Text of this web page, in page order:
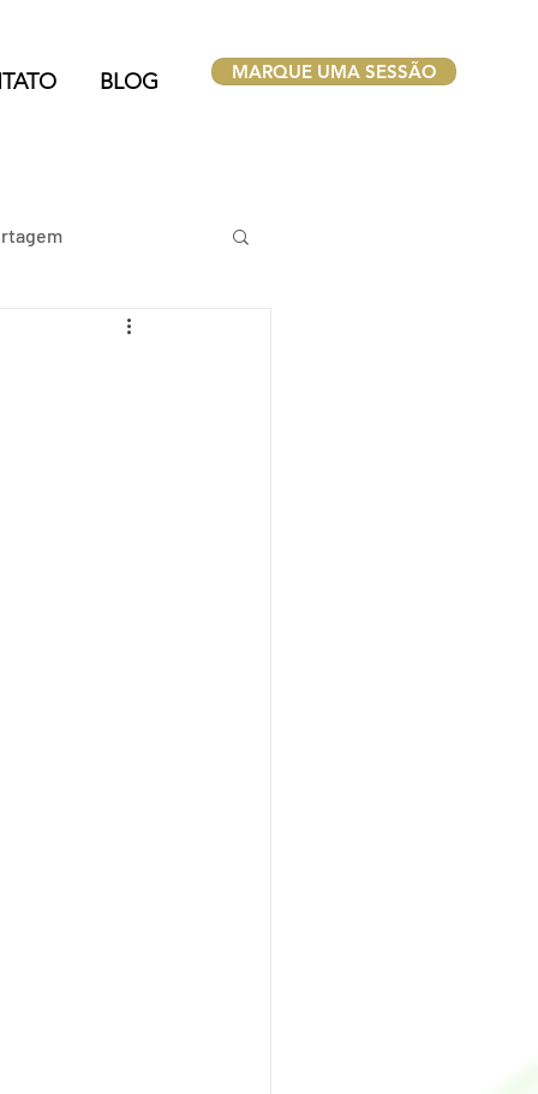
BLOG MARQUE UMA SESSÃO